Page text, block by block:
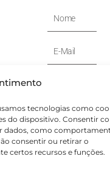
tecnologias como
do dispositivo. Consentir
dados, como
consentir ou retirar o
certos recursos e funções.
Nome
E-
Mail
by SVS.pt